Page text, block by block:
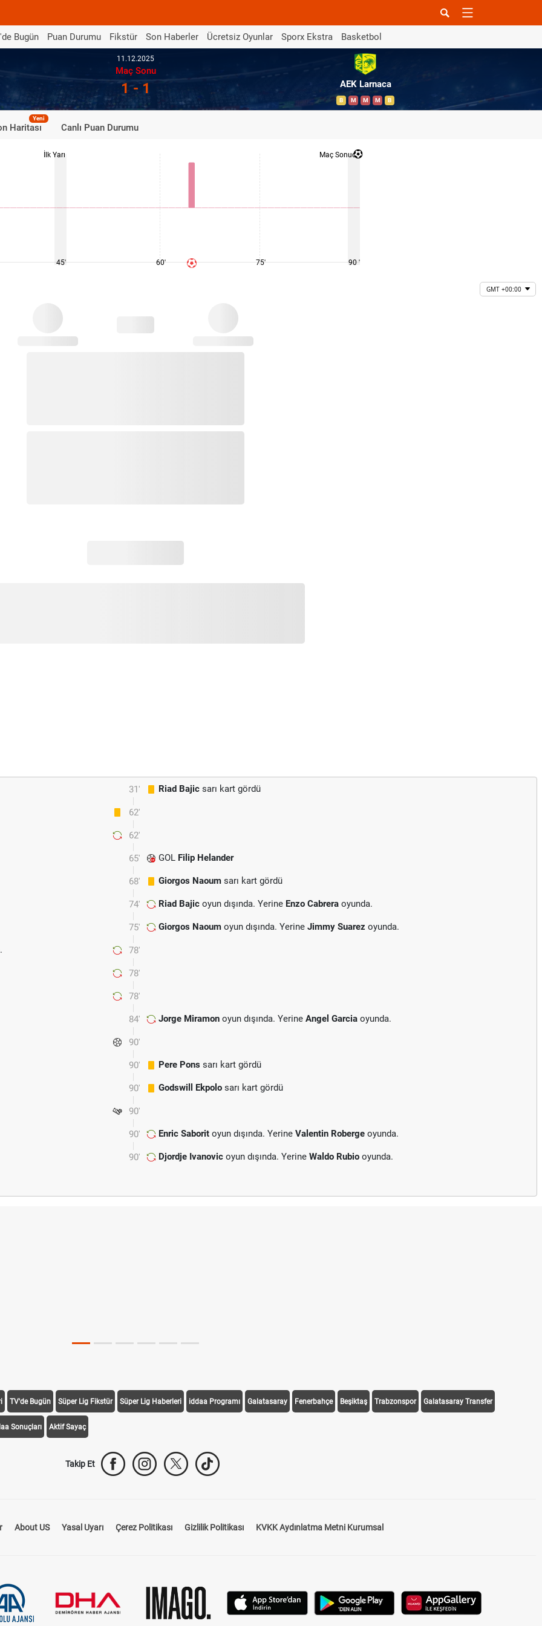
Bugün Puan Durumu Fikstür Son Haberler Ücretsiz Oyunlar Sporx Ekstra Basketbol
11.12.2025
Maç Sonu
1 - 1 AEK Larnaca
B M M M B
Haritası
Yeni
Canlı Puan Durumu
İlk Yarı
45' 60' 75'
Maç Sonucu
90 '
GMT +00:00
31' Riad Bajic sarı kart gördü
62'
62'
65' GOL Filip Helander
68' Giorgos Naoum sarı kart gördü
74' Riad Bajic oyun dışında. Yerine Enzo Cabrera oyunda.
75' Giorgos Naoum oyun dışında. Yerine Jimmy Suarez oyunda.
78'
78'
78'
84' Jorge Miramon oyun dışında. Yerine Angel Garcia oyunda.
90'
90' Pere Pons sarı kart gördü
90' Godswill Ekpolo sarı kart gördü
90'
90' Enric Saborit oyun dışında. Yerine Valentin Roberge oyunda.
90' Djordje Ivanovic oyun dışında. Yerine Waldo Rubio oyunda.
TV'de Bugün Süper Lig Fikstür Süper Lig Haberleri iddaa Programı Galatasaray Fenerbahçe Beşiktaş Trabzonspor Galatasaray Transfer
Sonuçları Aktif Sayaç
Takip Et
About US Yasal Uyarı Çerez Politikası Gizlilik Politikası KVKK Aydınlatma Metni Kurumsal